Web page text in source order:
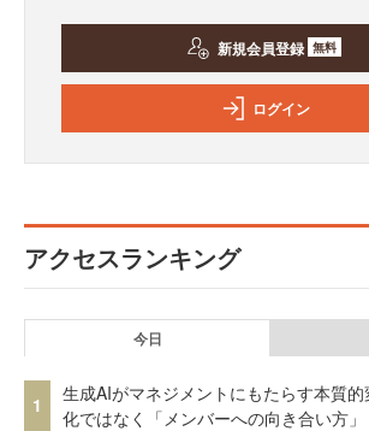
新規会員登録 無料
ログイン
アクセスランキング
今日
1
生成AIがマネジメントにもたらす本質
化ではなく「メンバーへの向き合い方」